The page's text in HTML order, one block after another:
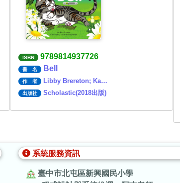
ISBN 9789814937726
書 名 Bell
作 者 Libby Brereton; Ka…
出版社 Scholastic(2018出版)
系統服務資訊
臺中市北屯區新興國民小學